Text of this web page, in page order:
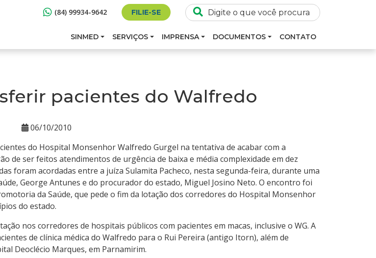
(84) 99934-9642 FILIE-SE
SINMED SERVIÇOS IMPRENSA DOCUMENTOS CONTATO
pacientes do Walfredo
06/10/2010
do Hospital Monsenhor Walfredo Gurgel na tentativa de acabar com a
de ser feitos atendimentos de urgência de baixa e média complexidade em dez
foram acordadas entre a juíza Sulamita Pacheco, nesta segunda-feira, durante uma
George Antunes e do procurador do estado, Miguel Josino Neto. O encontro foi
da Saúde, que pede o fim da lotação dos corredores do Hospital Monsenhor
do estado.
nos corredores de hospitais públicos com pacientes em macas, inclusive o WG. A
de clínica médica do Walfredo para o Rui Pereira (antigo Itorn), além de
Deoclécio Marques, em Parnamirim.